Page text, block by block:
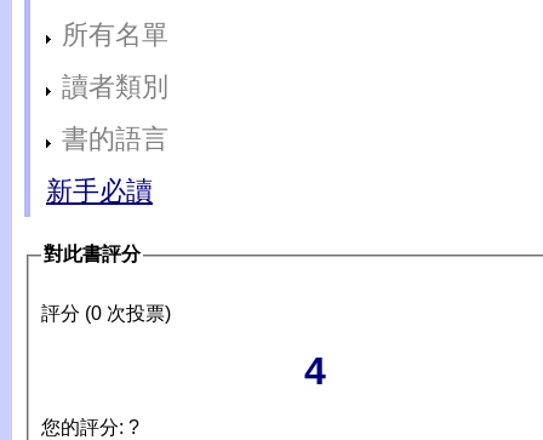
所有名單
讀者類別
書的語言
新手必讀
對此書評分
評分 (0 次投票)
4
您的評分: ?